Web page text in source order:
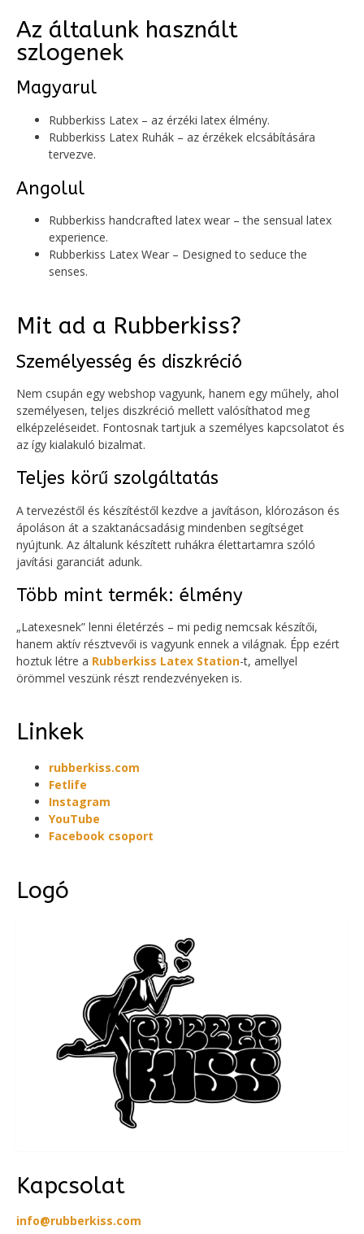
Az általunk használt
szlogenek
Magyarul
Rubberkiss Latex – az érzéki latex élmény.
Rubberkiss Latex Ruhák – az érzékek elcsábítására
tervezve.
Angolul
Rubberkiss handcrafted latex wear – the sensual latex
experience.
Rubberkiss Latex Wear – Designed to seduce the
senses.
Mit ad a Rubberkiss?
Személyesség és diszkréció
Nem csupán egy webshop vagyunk, hanem egy műhely, ahol
személyesen, teljes diszkréció mellett valósíthatod meg
elképzeléseidet. Fontosnak tartjuk a személyes kapcsolatot és
az így kialakuló bizalmat.
Teljes körű szolgáltatás
A tervezéstől és készítéstől kezdve a javításon, klórozáson és
ápoláson át a szaktanácsadásig mindenben segítséget
nyújtunk. Az általunk készített ruhákra élettartamra szóló
javítási garanciát adunk.
Több mint termék: élmény
„Latexesnek” lenni életérzés – mi pedig nemcsak készítői,
hanem aktív résztvevői is vagyunk ennek a világnak. Épp ezért
hoztuk létre a Rubberkiss Latex Station-t, amellyel
örömmel veszünk részt rendezvényeken is.
Linkek
rubberkiss.com
Fetlife
Instagram
YouTube
Facebook csoport
Logó
Kapcsolat
info@rubberkiss.com